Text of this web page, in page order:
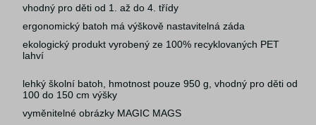
vhodný pro děti od 1. až do 4. třídy
ergonomický batoh má výškově nastavitelná záda
ekologický produkt vyrobený ze 100% recyklovaných PET
lahví
lehký školní batoh, hmotnost pouze 950 g, vhodný pro děti od
100 do 150 cm výšky
vyměnitelné obrázky MAGIC MAGS